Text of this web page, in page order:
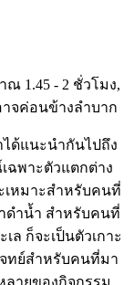
1.45 - 2 ชั่วโมง,
จค่อนข้างลำบาก
ได้แนะนำกันไปถึง
ฉพาะตัวแตกต่าง
เหมาะสำหรับคนที่
ดำน้ำ สำหรับคนที่
ล ก็จะเป็นตัวเกาะ
ทย์สำหรับคนที่มา
ลายของกิจกรรม